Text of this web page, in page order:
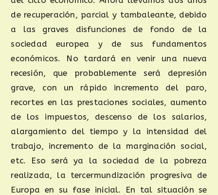
de recuperación, parcial y tambaleante, debido
a las graves disfunciones de fondo de la
sociedad europea y de sus fundamentos
económicos. No tardará en venir una nueva
recesión, que probablemente será depresión
grave, con un rápido incremento del paro,
recortes en las prestaciones sociales, aumento
de los impuestos, descenso de los salarios,
alargamiento del tiempo y la intensidad del
trabajo, incremento de la marginación social,
etc. Eso será ya la sociedad de la pobreza
realizada, la tercermundización progresiva de
Europa en su fase inicial. En tal situación se